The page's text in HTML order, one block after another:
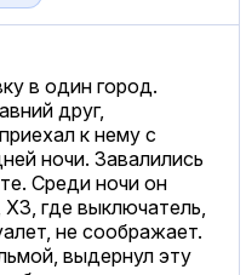
в один город.
друг,
к нему с
ночи. Завалились
Среди ночи он
где выключатель,
не соображает.
выдернул эту